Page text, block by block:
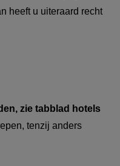
heeft u uiteraard recht
zie tabblad hotels
tenzij anders